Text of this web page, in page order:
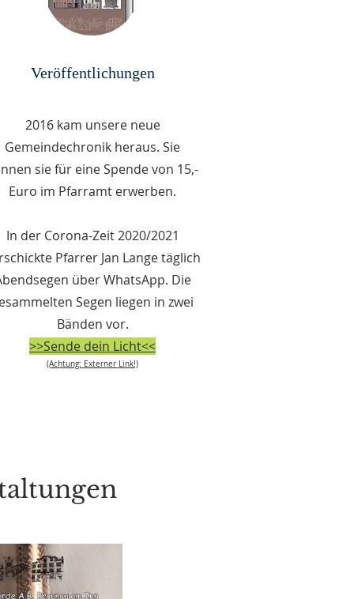
Veröffentlichungen
2016 kam unsere neue
Gemeindechronik heraus. Sie
sie für eine Spende von 15,-
Euro im Pfarramt erwerben.
In der Corona-Zeit 2020/2021
Pfarrer Jan Lange täglich
über WhatsApp. Die
Segen liegen in zwei
Bänden vor.
>>Sende dein Licht<<
(Achtung: Externer Link!)